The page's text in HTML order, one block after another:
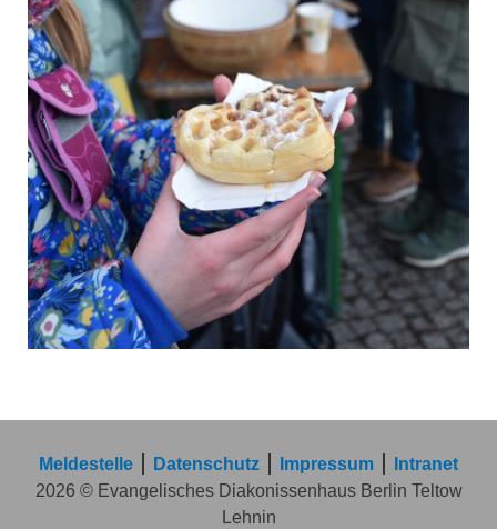
Meldestelle Datenschutz Impressum
Intranet
2026 © Evangelisches Diakonissenhaus Berlin Teltow
Lehnin